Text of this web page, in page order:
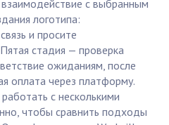
с выбранным
логотипа:
и просите
стадия — проверка
ожиданиям, после
оплата через платформу.
с несколькими
чтобы сравнить подходы